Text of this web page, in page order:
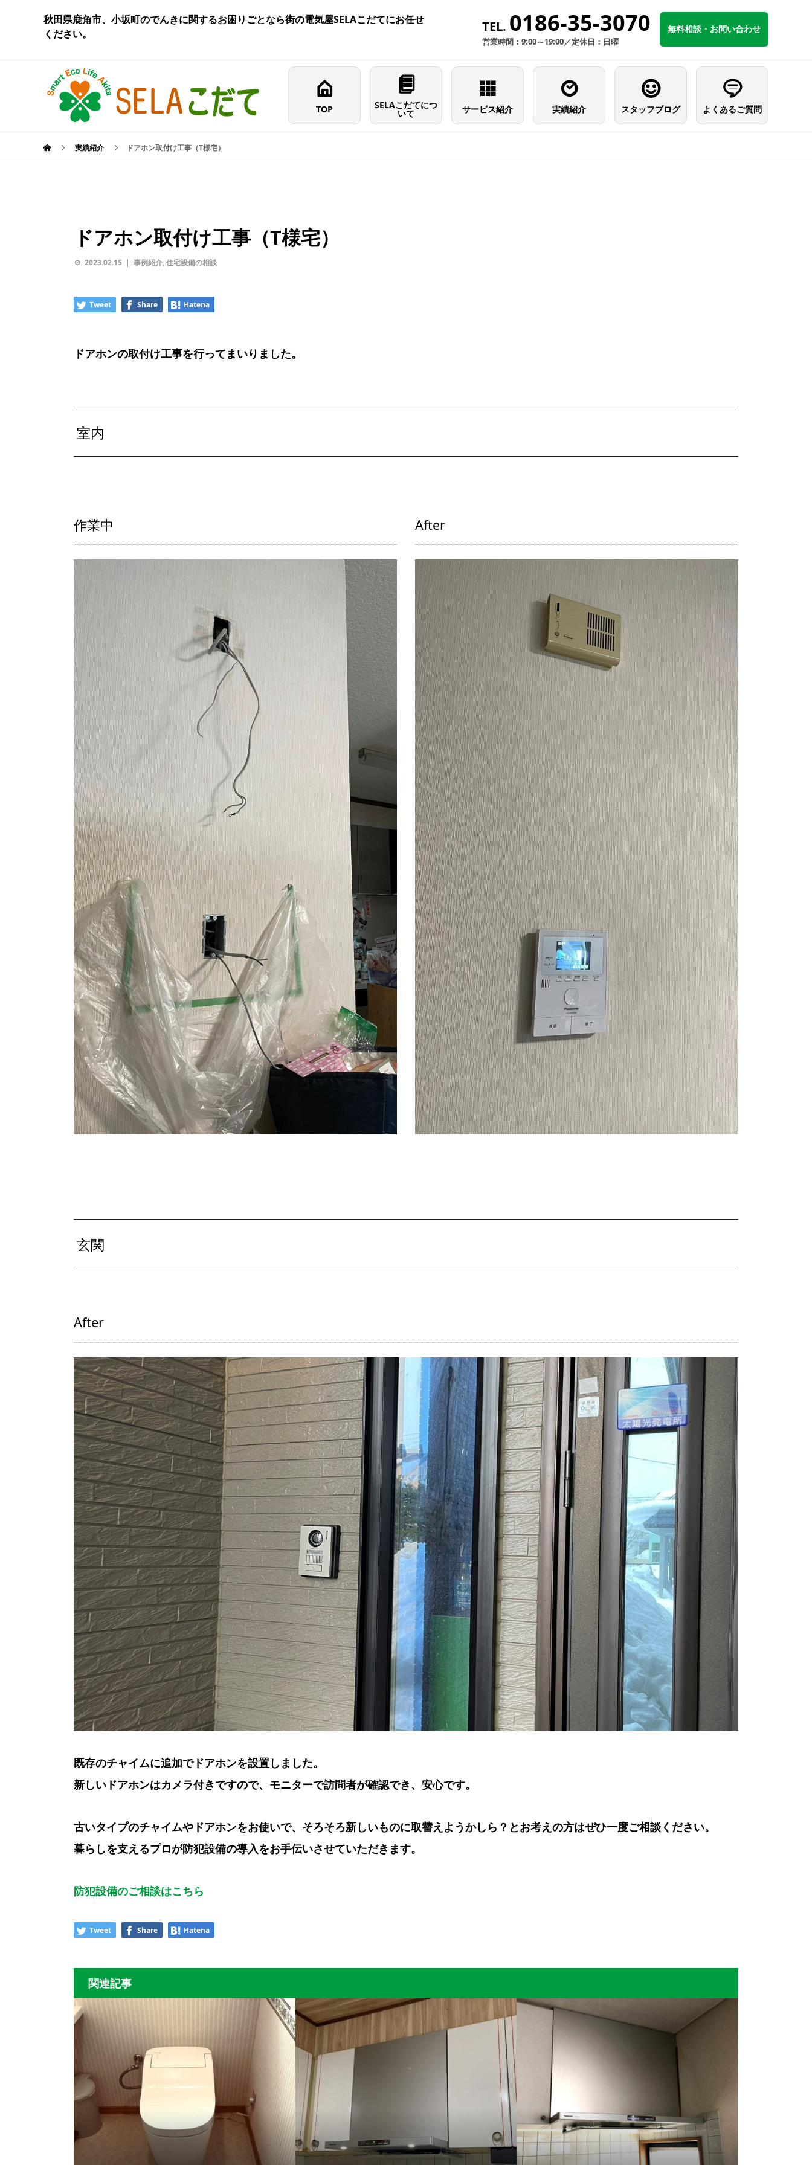
秋田県鹿角市、小坂町のでんきに関するお困りごとなら街の電気屋SELAこだてにお任せ
ください。
TEL. 0186-35-3070
営業時間：9:00～19:00／定休日：日曜
無料相談・お問い合わせ
TOP SELAこだてにつ
いて サービス紹介 実績紹介 スタッフブログ よくあるご質問
実績紹介 ドアホン取付け工事（T様宅）
ドアホン取付け工事（T様宅）
2023.02.15 事例紹介,住宅設備の相談
Tweet Share Hatena
ドアホンの取付け工事を行ってまいりました。
室内
作業中 After
玄関
After
既存のチャイムに追加でドアホンを設置しました。
新しいドアホンはカメラ付きですので、モニターで訪問者が確認でき、安心です。
古いタイプのチャイムやドアホンをお使いで、そろそろ新しいものに取替えようかしら？とお考えの方はぜひ一度ご相談ください。
暮らしを支えるプロが防犯設備の導入をお手伝いさせていただきます。
防犯設備のご相談はこちら
Tweet Share Hatena
関連記事